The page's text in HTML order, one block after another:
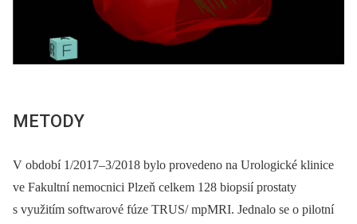
METODY
V období 1/2017–3/2018 bylo provedeno na Urologické klinice
ve Fakultní nemocnici Plzeň celkem 128 biopsií prostaty
s využitím softwarové fúze TRUS/ mpMRI. Jednalo se o pilotní